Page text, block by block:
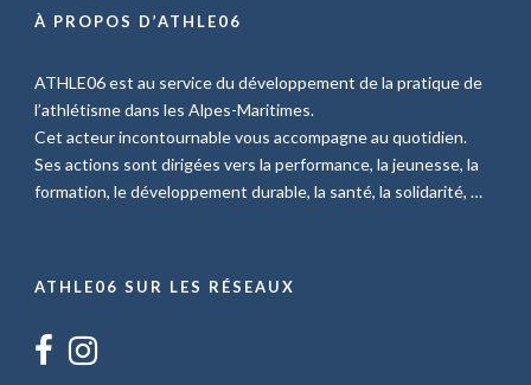
À PROPOS D’ATHLE06
ATHLE06 est au service du développement de la pratique de
l’athlétisme dans les Alpes-Maritimes.
Cet acteur incontournable vous accompagne au quotidien.
Ses actions sont dirigées vers la performance, la jeunesse, la
formation, le développement durable, la santé, la solidarité, …
ATHLE06 SUR LES RÉSEAUX